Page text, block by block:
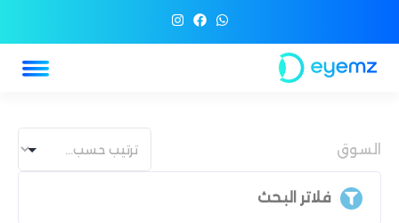
السوق
فلاتر البحث